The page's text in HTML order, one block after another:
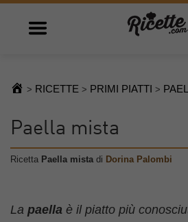
Open main menu
> RICETTE > PRIMI PIATTI >
Paella mista
Ricetta Paella mista di Dorina Palombi
La paella è il piatto più